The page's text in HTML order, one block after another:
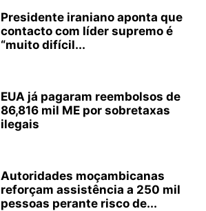
Presidente iraniano aponta que
contacto com líder supremo é
“muito difícil...
EUA já pagaram reembolsos de
86,816 mil ME por sobretaxas
ilegais
Autoridades moçambicanas
reforçam assistência a 250 mil
pessoas perante risco de...